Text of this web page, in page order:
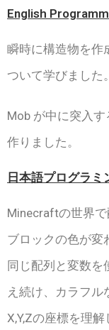
English
瞬時に構造物を作
ついて学びました。
Mob が中に突入
作りました。
日本語プログラミ
Minecraftの世界
ブロックの色が変
同じ配列と変数を
え続け、カラフル
X,Y,Zの座標を理